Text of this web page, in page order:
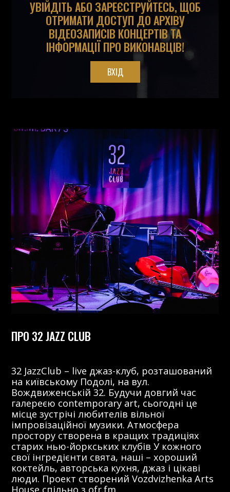
УВІЙДІТЬ АБО ЗАРЕЄСТРУЙТЕСЬ, ЩОБ
ОТРИМАТИ ДОСТУП ДО АРХІВУ
ВІДЕОЗАПИСІВ КОНЦЕРТІВ ТА
ІНФОРМАЦІЇ ПРО ВИКОНАВЦІВ!
ВХІД
ПРО 32 JAZZ CLUB
32 JazzClub – live джаз-клуб, розташований
на київському Подолі, на вул.
Вождвиженській 32. Будучи довгий час
галереєю contemporary art, сьогодні це
місце зустрічі любителів вільної
імпровізаційної музики. Атмосфера
простору створена в кращих традиціях
старих нью-йоркських клубів У кожного
свої інгредієнти свята, наші – хороший
коктейль, авторська кухня, джаз і цікаві
люди. Проект створений Vozdvizhenka Arts
House спільно з ofr.fm